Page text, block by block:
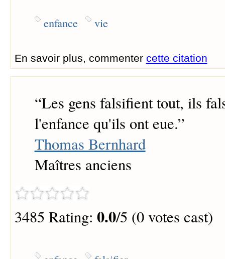
enfance vie
En savoir plus, commenter cette citation
“Les gens falsifient tout, ils
l'enfance qu'ils ont eue.”
Thomas Bernhard
Maîtres anciens
3485 Rating: 0.0/5 (0 votes cast)